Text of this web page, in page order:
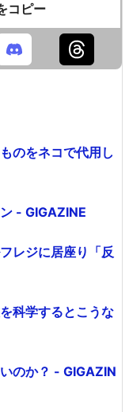
コピー
のをネコで代用し
- GIGAZINE
レジに居座り「反
科学するとこうな
のか？ - GIGAZIN